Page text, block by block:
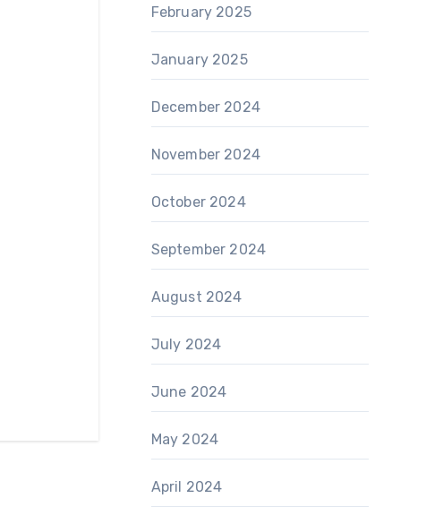
February 2025
January 2025
December 2024
November 2024
October 2024
September 2024
August 2024
July 2024
June 2024
May 2024
April 2024